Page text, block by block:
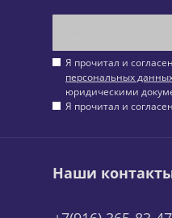
Я прочитал и
персональных
юридическими
Я прочитал и
Наши